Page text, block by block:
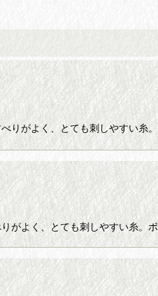
がよく、とても刺しやすい糸
よく、とても刺しやすい糸。